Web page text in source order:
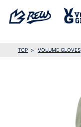
TOP VOLUME GLOVES